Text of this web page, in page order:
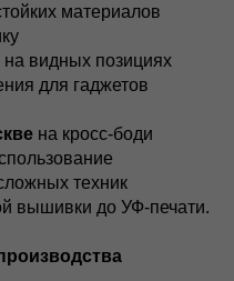
материалов
видных позициях
для гаджетов
на кросс-боди
техник
вышивки до УФ-печати.